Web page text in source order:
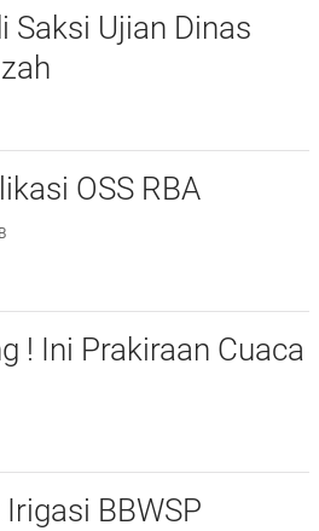
Saksi Ujian Dinas
OSS RBA
! Ini Prakiraan Cuaca
BBWSP